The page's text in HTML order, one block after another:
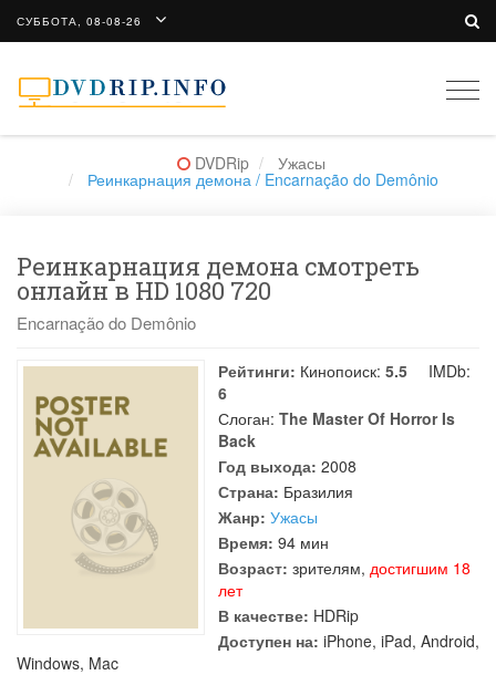
СУББОТА, 08-08-26
DVDRip Ужасы
Реинкарнация демона / Encarnação do Demônio
Реинкарнация демона смотреть
онлайн в HD 1080 720
Encarnação do Demônio
Рейтинги: Кинопоиск: 5.5
IMDb:
6
Слоган: The Master Of Horror Is
Back
Год выхода: 2008
Страна: Бразилия
Жанр: Ужасы
Время: 94 мин
Возраст: зрителям, достигшим 18
лет
В качестве: HDRip
Доступен на: iPhone, iPad, Android,
Windows, Mac